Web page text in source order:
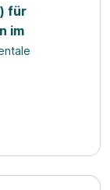
für
im